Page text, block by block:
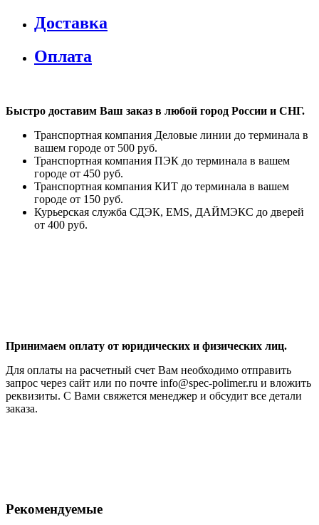
Доставка
Оплата
Быстро доставим Ваш заказ в любой город России и СНГ.
Транспортная компания Деловые линии до терминала в
вашем городе от 500 руб.
Транспортная компания ПЭК до терминала в вашем
городе от 450 руб.
Транспортная компания КИТ до терминала в вашем
городе от 150 руб.
Курьерская служба СДЭК, EMS, ДАЙМЭКС до дверей
от 400 руб.
Принимаем оплату от юридических и физических лиц.
Для оплаты на расчетный счет Вам необходимо отправить
запрос через сайт или по почте info@spec-polimer.ru и вложить
реквизиты. С Вами свяжется менеджер и обсудит все детали
заказа.
Рекомендуемые